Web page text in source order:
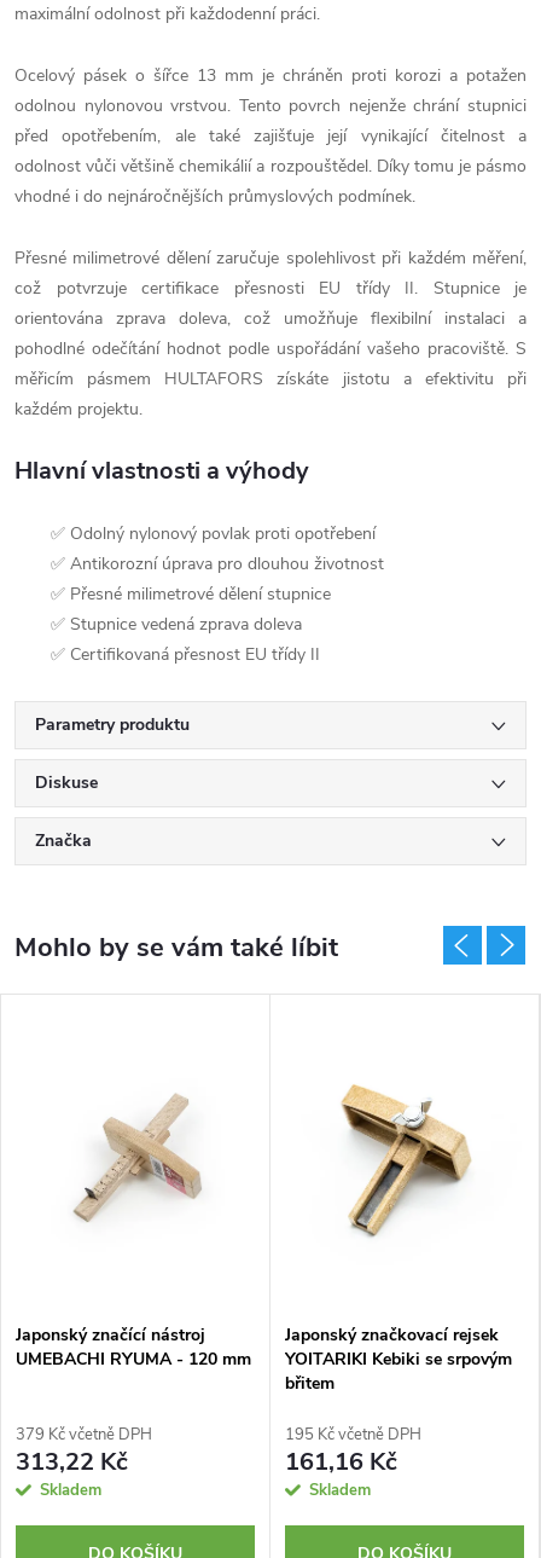
maximální odolnost při každodenní práci.
Ocelový pásek o šířce 13 mm je chráněn proti korozi a potažen
odolnou nylonovou vrstvou. Tento povrch nejenže chrání stupnici
před opotřebením, ale také zajišťuje její vynikající čitelnost a
odolnost vůči většině chemikálií a rozpouštědel. Díky tomu je pásmo
vhodné i do nejnáročnějších průmyslových podmínek.
Přesné milimetrové dělení zaručuje spolehlivost při každém měření,
což potvrzuje certifikace přesnosti EU třídy II. Stupnice je
orientována zprava doleva, což umožňuje flexibilní instalaci a
pohodlné odečítání hodnot podle uspořádání vašeho pracoviště. S
měřicím pásmem HULTAFORS získáte jistotu a efektivitu při
každém projektu.
Hlavní vlastnosti a výhody
✅ Odolný nylonový povlak proti opotřebení
✅ Antikorozní úprava pro dlouhou životnost
✅ Přesné milimetrové dělení stupnice
✅ Stupnice vedená zprava doleva
✅ Certifikovaná přesnost EU třídy II
Parametry produktu
Diskuse
Značka
Japonský značící nástroj
UMEBACHI RYUMA - 120 mm
379 Kč včetně DPH
313,22 Kč
Skladem
DO KOŠÍKU
Japonský značkovací rejsek
YOITARIKI Kebiki se srpovým
břitem
195 Kč včetně DPH
161,16 Kč
Skladem
DO KOŠÍKU